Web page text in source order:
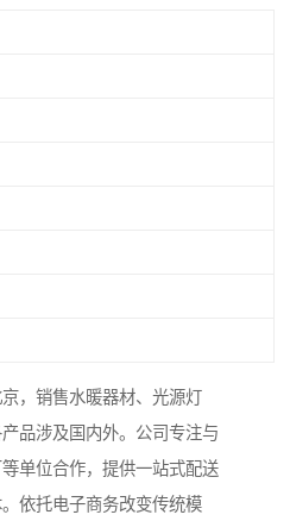
，销售水暖器材、光源灯
品涉及国内外。公司专注与
单位合作，提供一站式配送
依托电子商务改变传统模